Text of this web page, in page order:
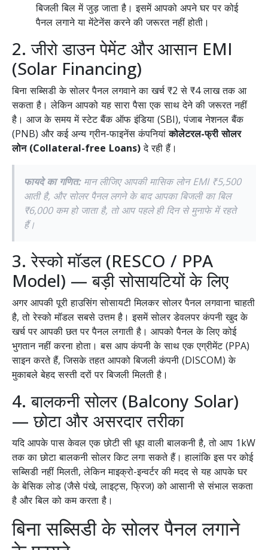
बिजली बिल में जुड़ जाता है। इसमें आपको अपने घर पर कोई
पैनल लगाने या मेंटेनेंस करने की जरूरत नहीं होती।
2. जीरो डाउन पेमेंट और आसान EMI
(Solar Financing)
बिना सब्सिडी के सोलर पैनल लगवाने का खर्च ₹2 से ₹4 लाख तक आ
सकता है। लेकिन आपको यह सारा पैसा एक साथ देने की जरूरत नहीं
है। आज के समय में स्टेट बैंक ऑफ इंडिया (SBI), पंजाब नेशनल बैंक
(PNB) और कई अन्य ग्रीन-फाइनेंस कंपनियांकोलेटरल-फ्री सोलर
लोन (Collateral-free Loans)दे रही हैं।
फायदे का गणित:मान लीजिए आपकी मासिक लोन EMI ₹5,500
आती है, और सोलर पैनल लगने के बाद आपका बिजली का बिल
₹6,000 कम हो जाता है, तो आप पहले ही दिन से मुनाफे में रहते
हैं।
3. रेस्को मॉडल (RESCO / PPA
Model) — बड़ी सोसायटियों के लिए
अगर आपकी पूरी हाउसिंग सोसायटी मिलकर सोलर पैनल लगवाना चाहती
है, तो रेस्को मॉडल सबसे उत्तम है। इसमें सोलर डेवलपर कंपनी खुद के
खर्च पर आपकी छत पर पैनल लगाती है। आपको पैनल के लिए कोई
भुगतान नहीं करना होता। बस आप कंपनी के साथ एक एग्रीमेंट (PPA)
साइन करते हैं, जिसके तहत आपको बिजली कंपनी (DISCOM) के
मुकाबले बेहद सस्ती दरों पर बिजली मिलती है।
4. बालकनी सोलर (Balcony Solar)
— छोटा और असरदार तरीका
यदि आपके पास केवल एक छोटी सी धूप वाली बालकनी है, तो आप 1kW
तक का छोटा बालकनी सोलर किट लगा सकते हैं। हालांकि इस पर कोई
सब्सिडी नहीं मिलती, लेकिन माइक्रो-इन्वर्टर की मदद से यह आपके घर
के बेसिक लोड (जैसे पंखे, लाइट्स, फ्रिज) को आसानी से संभाल सकता
है और बिल को कम करता है।
बिना सब्सिडी के सोलर पैनल लगाने